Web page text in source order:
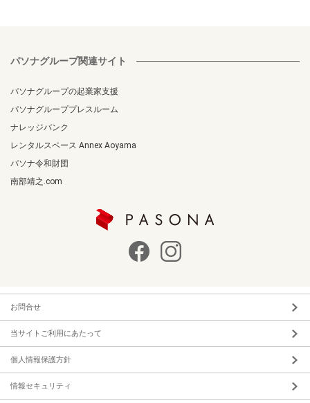
パソナグループ関連サイト
パソナグループの起業家支援
パソナグループプレスルーム
ナレッジバンク
レンタルスペース Annex Aoyama
パソナ令和財団
南部靖之.com
お問合せ
当サイトご利用にあたって
個人情報保護方針
情報セキュリティ